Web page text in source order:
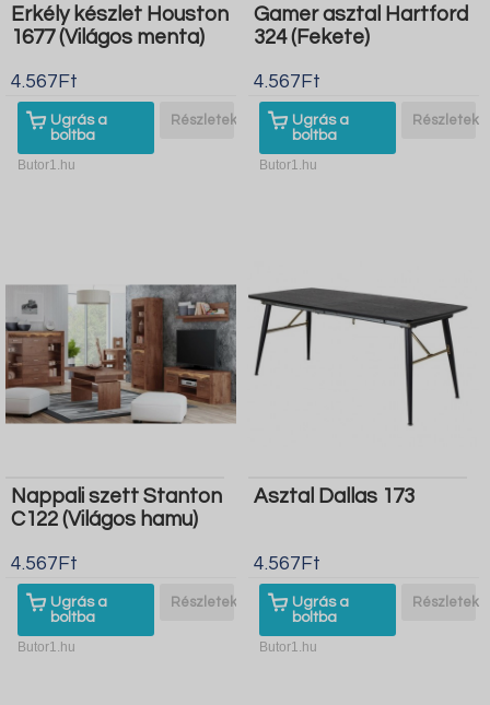
Erkély készlet Houston
1677 (Világos menta)
4.567Ft
Ugrás a
boltba
Részletek
Butor1.hu
Gamer asztal Hartford
324 (Fekete)
4.567Ft
Ugrás a
boltba
Részletek
Butor1.hu
Nappali szett Stanton
C122 (Világos hamu)
4.567Ft
Ugrás a
boltba
Részletek
Butor1.hu
Asztal Dallas 173
4.567Ft
Ugrás a
boltba
Részletek
Butor1.hu